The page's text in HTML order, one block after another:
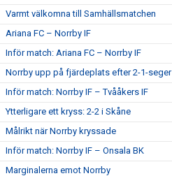
Varmt välkomna till Samhällsmatchen
Ariana FC – Norrby IF
Inför match: Ariana FC – Norrby IF
Norrby upp på fjärdeplats efter 2-1-seger
Inför match: Norrby IF – Tvååkers IF
Ytterligare ett kryss: 2-2 i Skåne
Målrikt när Norrby kryssade
Inför match: Norrby IF – Onsala BK
Marginalerna emot Norrby